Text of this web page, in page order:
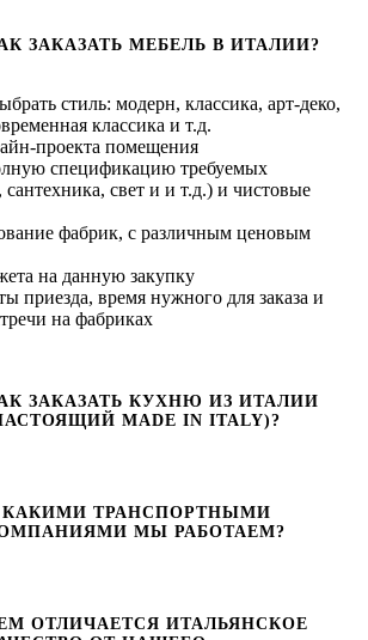
ЗАКАЗАТЬ МЕБЕЛЬ В ИТАЛИИ?
стиль: модерн, классика, арт-деко,
классика и т.д.
проекта помещения
спецификацию требуемых
свет и и т.д.) и чистовые
фабрик, с различным ценовым
на данную закупку
приезда, время нужного для заказа и
на фабриках
ЗАКАЗАТЬ КУХНЮ ИЗ ИТАЛИИ
MADE IN ITALY)?
КАКИМИ ТРАНСПОРТНЫМИ
МЫ РАБОТАЕМ?
ОТЛИЧАЕТСЯ ИТАЛЬЯНСКОЕ